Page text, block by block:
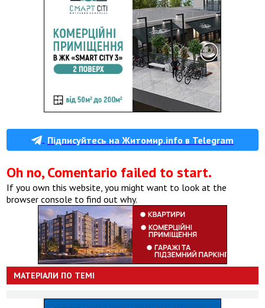
Підписуйтесь на Житомир.info в Telegram
Oh no, Comentario failed to start.
If you own this website, you might want to look at the
browser console to find out why.
МАТЕРІАЛИ ПО ТЕМІ